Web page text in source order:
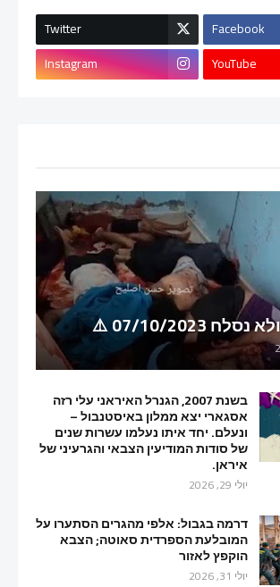
Facebook
Twitter
YouTube
Instagram
07/10/2023 ⚠️
בשנת 2007, הגנרל האיראני עלי רזה
אסגארי יצא ממלון באיסטנבול –
ונעלם. יחד איתו נעלמו עשרות שנים
של סודות המודיעין הצבאי והגרעיני של
איראן.
יולי 29, 2026
דרמה בגבול: אלפי מהגרים הסתערו על
המובלעת הספרדית סאוטה; הצבא
הוקפץ לאזור
יולי 31, 2026